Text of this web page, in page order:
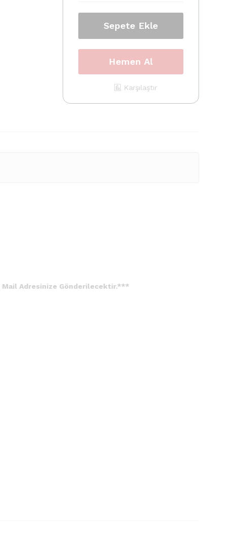
32-
Sepete Ekle
Hemen Al
Karşılaştır
Mail Adresinize Gönderilecektir.***